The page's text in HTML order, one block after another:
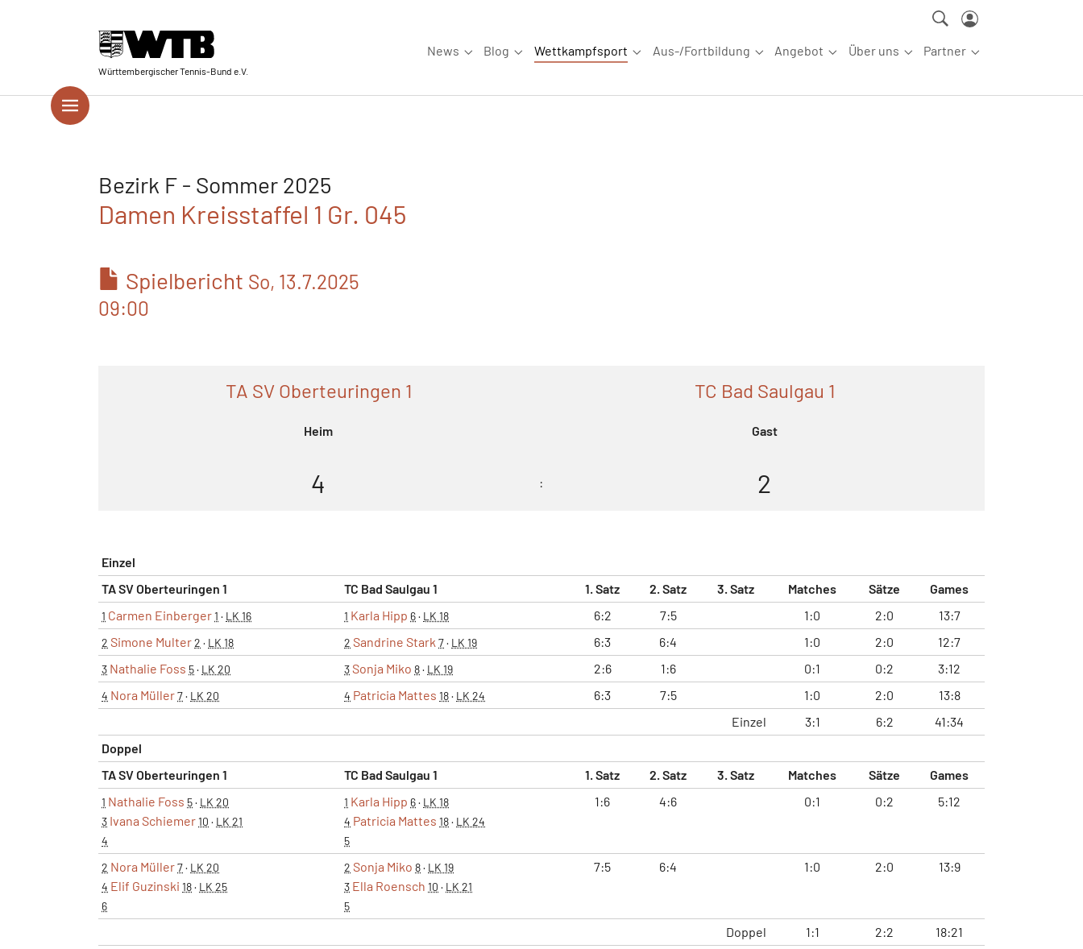
Württembergischer Tennis-Bund e.V.
News
Submenu for "News"
Blog
Submenu for "Blog"
Wettkampfsport
Submenu for "Wettkampfsport"
Aus-/Fortbildung
Submenu for "Aus-/Fortbildung"
Angebot
Submenu for "Angebot"
Über uns
Submenu for "Über uns"
Partner
Submenu for
Bezirk F - Sommer 2025
Damen Kreisstaffel 1 Gr. 045
Spielbericht So, 13.7.2025
09:00
TA SV Oberteuringen 1
Heim
TC Bad Saulgau 1
Gast
4 : 2
Einzel
TA SV Oberteuringen 1
TC Bad Saulgau 1 1. Satz 2. Satz 3. Satz Matches Sätze Games
1 Carmen Einberger1 · LK 16 1 Karla Hipp 6· LK 18 6:2 7:5 1:0 2:0 13:7
2 Simone Multer2 · LK 18 2 Sandrine Stark 7· LK 19 6:3 6:4 1:0 2:0 12:7
3 Nathalie Foss 5· LK 20 3Sonja Miko 8· LK 19 2:6 1:6 0:1 0:2 3:12
4 Nora Müller7· LK 20 4 Patricia Mattes 18· LK 24 6:3 7:5 1:0 2:0
13:8
Einzel
3:1 6:2
41:34
Doppel
TA SV Oberteuringen 1
TC Bad Saulgau 1 1. Satz 2. Satz 3. Satz Matches Sätze Games
1 Nathalie Foss 5· LK 20
3 Ivana Schiemer10 · LK 21
4
1 Karla Hipp 6· LK 18
4 Patricia Mattes 18· LK 24
5
1:6 4:6 0:1 0:2 5:12
2 Nora Müller7· LK 20
4 Elif Guzinski 18· LK 25
6
2 Sonja Miko 8· LK 19
3 Ella Roensch 10 · LK 21
5
7:5 6:4 1:0 2:0 13:9
Doppel 1:1 2:2
18:21